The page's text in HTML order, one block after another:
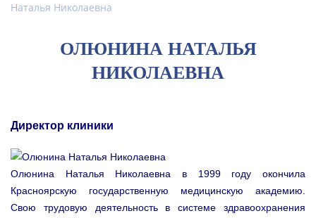
Наталья Николаевна
ОЛЮНИНА НАТАЛЬЯ
НИКОЛАЕВНА
Директор клиники
Олюнина Наталья Николаевна в 1999 году окончила
Красноярскую государственную медицинскую академию.
Свою трудовую деятельность в системе здравоохранения